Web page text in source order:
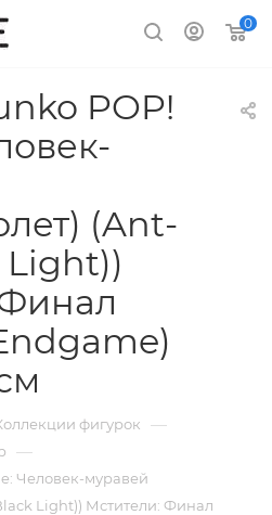
0
POP!
(Ant-
Light))
фигурок —
—
Человек-муравей
Light)) Мстители: Финал